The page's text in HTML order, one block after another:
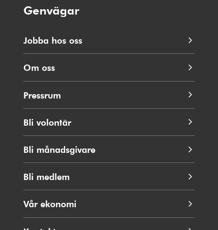
Genvägar
Jobba hos oss
Om oss
Pressrum
Bli volontär
Bli månadsgivare
Bli medlem
Vår ekonomi